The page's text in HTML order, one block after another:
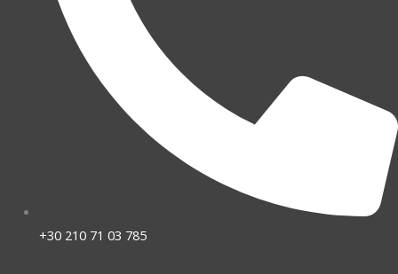
+30 210 71 03 785